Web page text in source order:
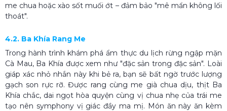
me chua hoặc xào sốt muối ớt – đảm bảo "mê mẩn không lối
thoát".
4.2. Ba Khía Rang Me
Trong hành trình khám phá ẩm thực du lịch rừng ngập mặn
Cà Mau, Ba Khía được xem như "đặc sản trong đặc sản". Loài
giáp xác nhỏ nhắn này khi bẻ ra, bạn sẽ bất ngờ trước lượng
gạch son rực rỡ. Được rang cùng me già chua dịu, thịt Ba
Khía chắc, dai ngọt hòa quyện cùng vị chua nhẹ của trái me
tạo nên symphony vị giác đầy ma mị. Món ăn này ăn kèm